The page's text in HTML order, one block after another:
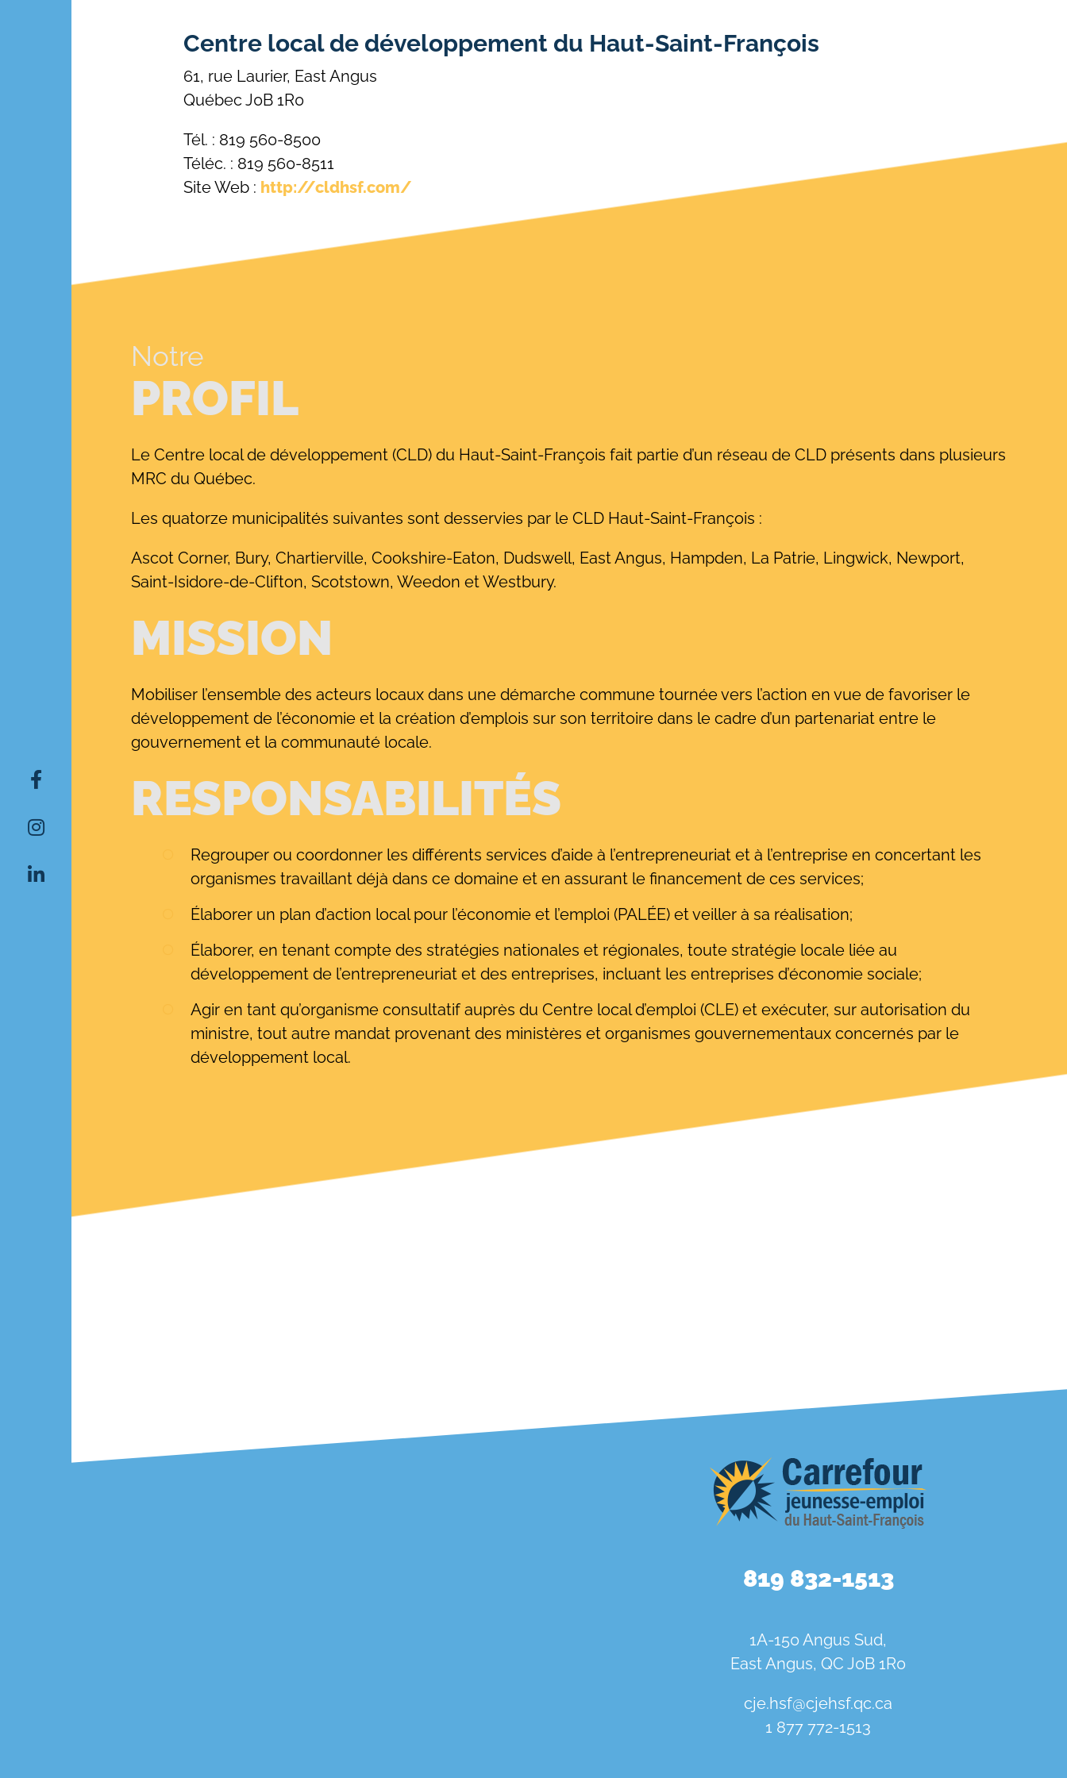
Centre local de développement du Haut-Saint-François
61, rue Laurier, East Angus
Québec J0B 1R0
Tél. : 819 560-8500
Téléc. : 819 560-8511
Site Web : http://cldhsf.com/
Notre
PROFIL
Le Centre local de développement (CLD) du Haut-Saint-François fait partie d’un réseau de CLD présents dans plusieurs
MRC du Québec.
Les quatorze municipalités suivantes sont desservies par le CLD Haut-Saint-François :
Ascot Corner, Bury, Chartierville, Cookshire-Eaton, Dudswell, East Angus, Hampden, La Patrie, Lingwick, Newport,
Saint-Isidore-de-Clifton, Scotstown, Weedon et Westbury.
MISSION
Mobiliser l’ensemble des acteurs locaux dans une démarche commune tournée vers l’action en vue de favoriser le
développement de l’économie et la création d’emplois sur son territoire dans le cadre d’un partenariat entre le
gouvernement et la communauté locale.
RESPONSABILITÉS
Regrouper ou coordonner les différents services d’aide à l’entrepreneuriat et à l’entreprise en concertant les
organismes travaillant déjà dans ce domaine et en assurant le financement de ces services;
Élaborer un plan d’action local pour l’économie et l’emploi (PALÉE) et veiller à sa réalisation;
Élaborer, en tenant compte des stratégies nationales et régionales, toute stratégie locale liée au
développement de l’entrepreneuriat et des entreprises, incluant les entreprises d’économie sociale;
Agir en tant qu’organisme consultatif auprès du Centre local d’emploi (CLE) et exécuter, sur autorisation du
ministre, tout autre mandat provenant des ministères et organismes gouvernementaux concernés par le
développement local.
819 832-1513
1A-150 Angus Sud,
East Angus, QC J0B 1R0
cje.hsf@cjehsf.qc.ca
1 877 772-1513
Rechercher: